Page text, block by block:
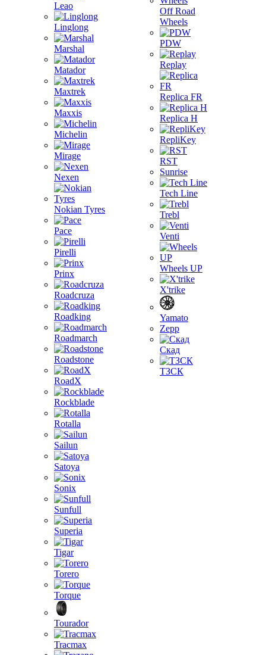
Leao
Linglong
Marshal
Matador
Maxtrek
Maxxis
Michelin
Mirage
Nexen
Nokian Tyres
Pace
Pirelli
Prinx
Roadcruza
Roadking
Roadmarch
Roadstone
RoadX
Rockblade
Rotalla
Sailun
Satoya
Sonix
Sunfull
Superia
Tigar
Torero
Torque
Tourador
Tracmax
Off Road
Wheels
PDW
Replay
Replica FR
Replica H
RepliKey
RST
Sunrise
Tech Line
Trebl
Venti
Wheels UP
X'trike
Yamato
Zepp
Скад
ТЗСК